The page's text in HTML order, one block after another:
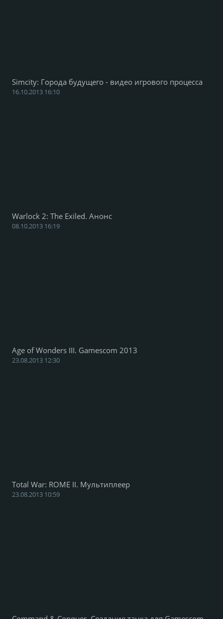
Simcity: Города будущего - видео игрового процесса
16.10.2013 16:10
Warlock 2: The Exiled. Анонс
08.10.2013 16:19
Age of Wonders III. Gamescom 2013
23.08.2013 12:30
Total War: ROME II. Мультиплеер
23.08.2013 10:59